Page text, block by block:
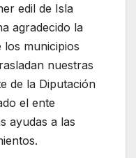
edil de Isla
agradecido la
los municipios
nuestras
de la Diputación
el ente
ayudas a las